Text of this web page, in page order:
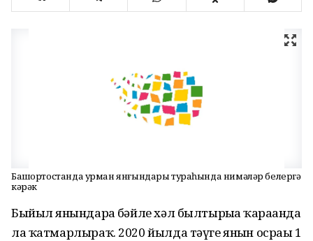
Башҡортостанда урман янғындары тураһында нимәләр белергә
кәрәк
Быйыл янғындарға бәйле хәл былтырғыға ҡарағанда
ла ҡатмарлыраҡ. 2020 йылда тәүге янғын осрағы 1